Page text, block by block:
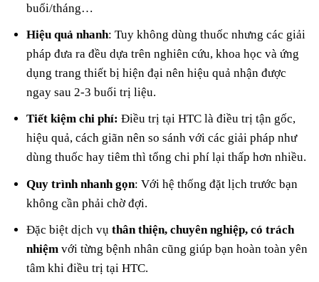
buổi/tháng…
Hiệu quả nhanh: Tuy không dùng thuốc nhưng các giải
pháp đưa ra đều dựa trên nghiên cứu, khoa học và ứng
dụng trang thiết bị hiện đại nên hiệu quả nhận được
ngay sau 2-3 buổi trị liệu.
Tiết kiệm chi phí: Điều trị tại HTC là điều trị tận gốc,
hiệu quả, cách giãn nên so sánh với các giải pháp như
dùng thuốc hay tiêm thì tổng chi phí lại thấp hơn nhiều.
Quy trình nhanh gọn: Với hệ thống đặt lịch trước bạn
không cần phải chờ đợi.
Đặc biệt dịch vụthân thiện, chuyên nghiệp, có trách
nhiệm với từng bệnh nhân cũng giúp bạn hoàn toàn yên
tâm khi điều trị tại HTC.